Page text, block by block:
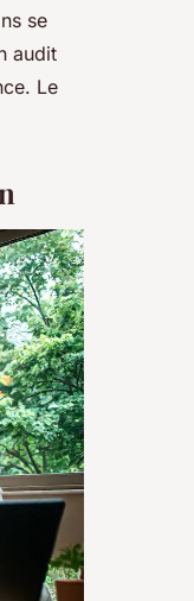
se
audit
Le